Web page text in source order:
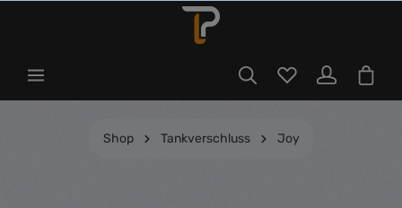
Shop Tankverschluss Joy